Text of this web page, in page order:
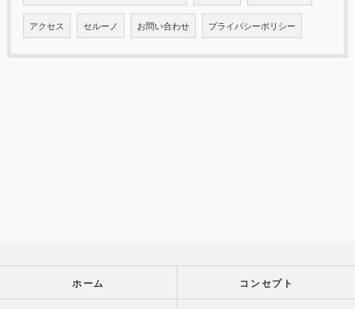
アクセス セルーノ お問い合わせ プライバシーポリシー
ホーム コンセプト